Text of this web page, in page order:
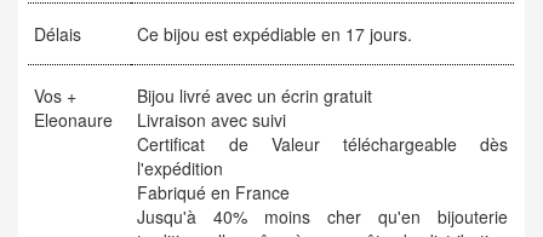
Délais Ce bijou est expédiable en 17 jours.
Vos +
Eleonaure
Bijou livré avec un écrin gratuit
Livraison avec suivi
Certificat de Valeur téléchargeable dès
l'expédition
Fabriqué en France
Jusqu'à 40% moins cher qu'en bijouterie